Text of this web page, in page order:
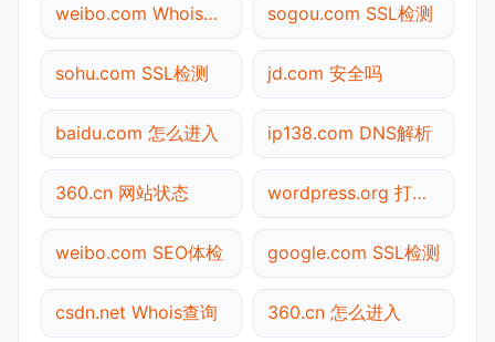
weibo.com Whois查询 sogou.com SSL检测
sohu.com SSL检测 jd.com 安全吗
baidu.com 怎么进入 ip138.com DNS解析
360.cn 网站状态 wordpress.org 打不开检测
weibo.com SEO体检 google.com SSL检测
csdn.net Whois查询 360.cn 怎么进入